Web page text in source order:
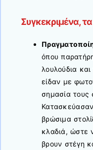
Συγκεκριμένα,
όπου
λουλούδια
είδαν με
σημασία τους
βρώσιμα
κλαδιά, ώστε
βρουν στέγη